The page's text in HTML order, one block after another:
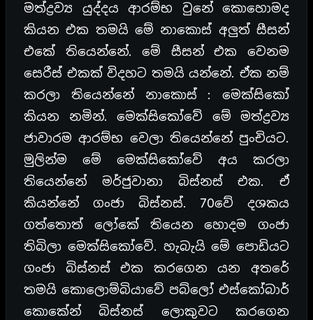
මත්ද්‍රව්‍ය යුද්දය ආරම්භ වුනේ කොහොමද
කියන එක තමයි මේ නාකොස් අලුත් සීසන්
එකේ තියෙන්නේ. මේ සීසන් එක වෙනම
සෙරීස් එකක් විදහට තමයි යන්නේ. ඒක නම්
කරලා තියෙන්නේ නාකොස් : මෙක්සිකෝ
කියන නමින්. මෙක්සිකෝවේ මේ මත්ද්‍රව්‍ය
ජාවාරම ආරම්භ වෙලා තියෙන්නේ පුංචියට.
මුලින්ම මේ මෙක්සිකෝවේ අය කරලා
තියෙන්නේ මර්ජුවානා බිස්නස් එක. ඒ
කියන්නේ ගංජා බිස්නස්. 70වේ දශකය
ගත්තොත් ලෝකේ තියෙන හොදම ගංජා
තිබිලා මෙක්සිකෝවේ. හැබැයි මේ පොඩියට
ගංජා බිස්නස් එක කරගෙන යන අතරේ
තමයි කොලොම්බියාවේ පබ්ලෝ එස්කෝබාර්
කොකේන් බිස්නස් ලොකුවට කරගෙන